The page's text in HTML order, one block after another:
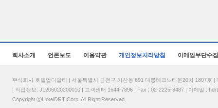
회사소개 언론보도 이용약관 개인정보처리방침 이메일무단수
주식회사 호텔업디알티 | 서울특별시 금천구 가산동 691 대륭테크노타운20차 1807
| 직업정보: J1206020200010 | 고객센터 1644-7896 | Fax : 02-2225-8487 | 이메일 :
Copyright ⓒHotelDRT Corp. All Right Reserved.